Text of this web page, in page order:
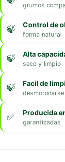
grumos
Control de
forma natural
Alta
seco y limpio
Facil de
desmoronarse
Producida
garantizadas